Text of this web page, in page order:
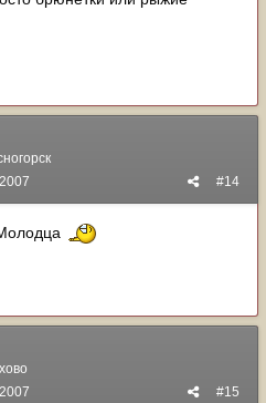
#14
#15